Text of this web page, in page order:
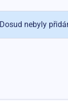
Dosud nebyly